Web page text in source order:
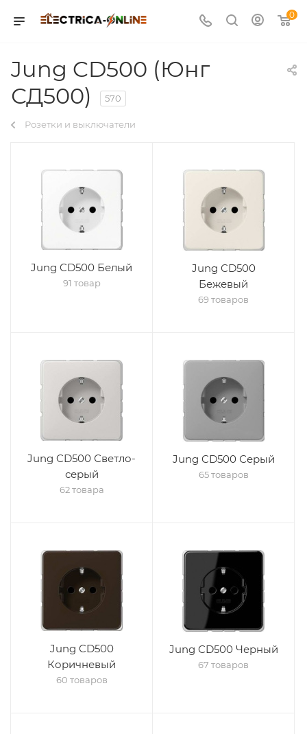
0
Jung CD500 (Юнг
СД500)
570
Розетки и выключатели
Jung CD500 Белый
91 товар
Jung CD500
Бежевый
69 товаров
Jung CD500 Светло-
серый
62 товара
Jung CD500 Серый
65 товаров
Jung CD500
Коричневый
60 товаров
Jung CD500 Черный
67 товаров